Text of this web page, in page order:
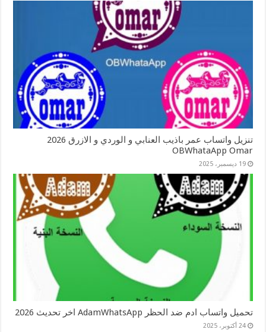
تنزيل واتساب عمر باذيب العنابي و الوردي و الازرق 2026
OBWhataApp Omar
19 ديسمبر، 2025
تحميل واتساب ادم ضد الحظر AdamWhatsApp اخر تحديث 2026
24 أكتوبر، 2025